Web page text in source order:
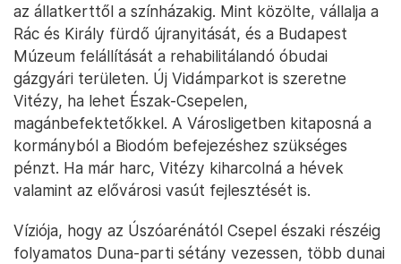
az állatkerttől a színházakig. Mint közölte, vállalja a
Rác és Király fürdő újranyitását, és a Budapest
Múzeum felállítását a rehabilitálandó óbudai
gázgyári területen. Új Vidámparkot is szeretne
Vitézy, ha lehet Észak-Csepelen,
magánbefektetőkkel. A Városligetben kitaposná a
kormányból a Biodóm befejezéshez szükséges
pénzt. Ha már harc, Vitézy kiharcolná a hévek
valamint az elővárosi vasút fejlesztését is.
Víziója, hogy az Úszóarénától Csepel északi részéig
folyamatos Duna-parti sétány vezessen, több dunai